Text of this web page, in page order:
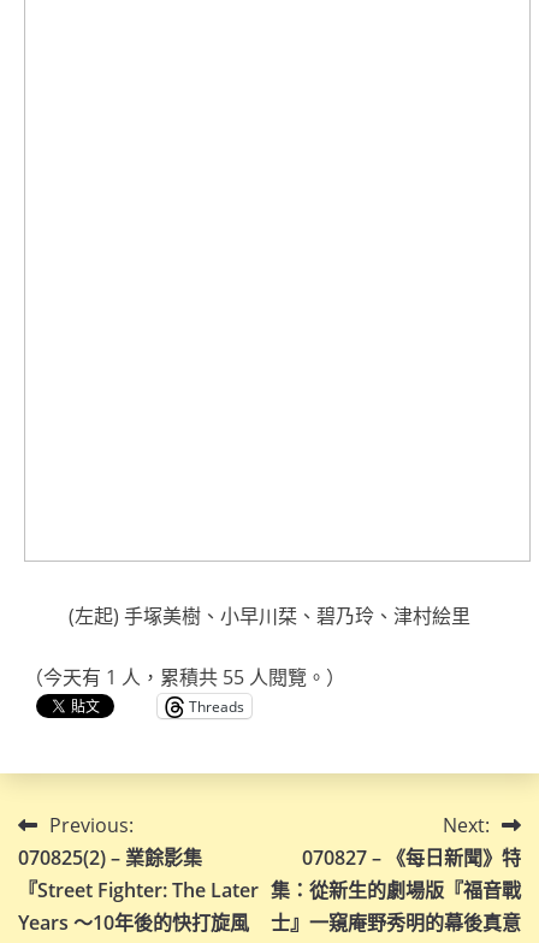
(左起) 手塚美樹、小早川栞、碧乃玲、津村絵里
（今天有 1 人，累積共 55 人閱覽。）
Threads
文
章
導
Previous:
070825(2) – 業餘影集
『Street Fighter: The Later
Years ～10年後的快打旋風
Next:
070827 – 《每日新聞》特
集：從新生的劇場版『福音戰
士』一窺庵野秀明的幕後真意